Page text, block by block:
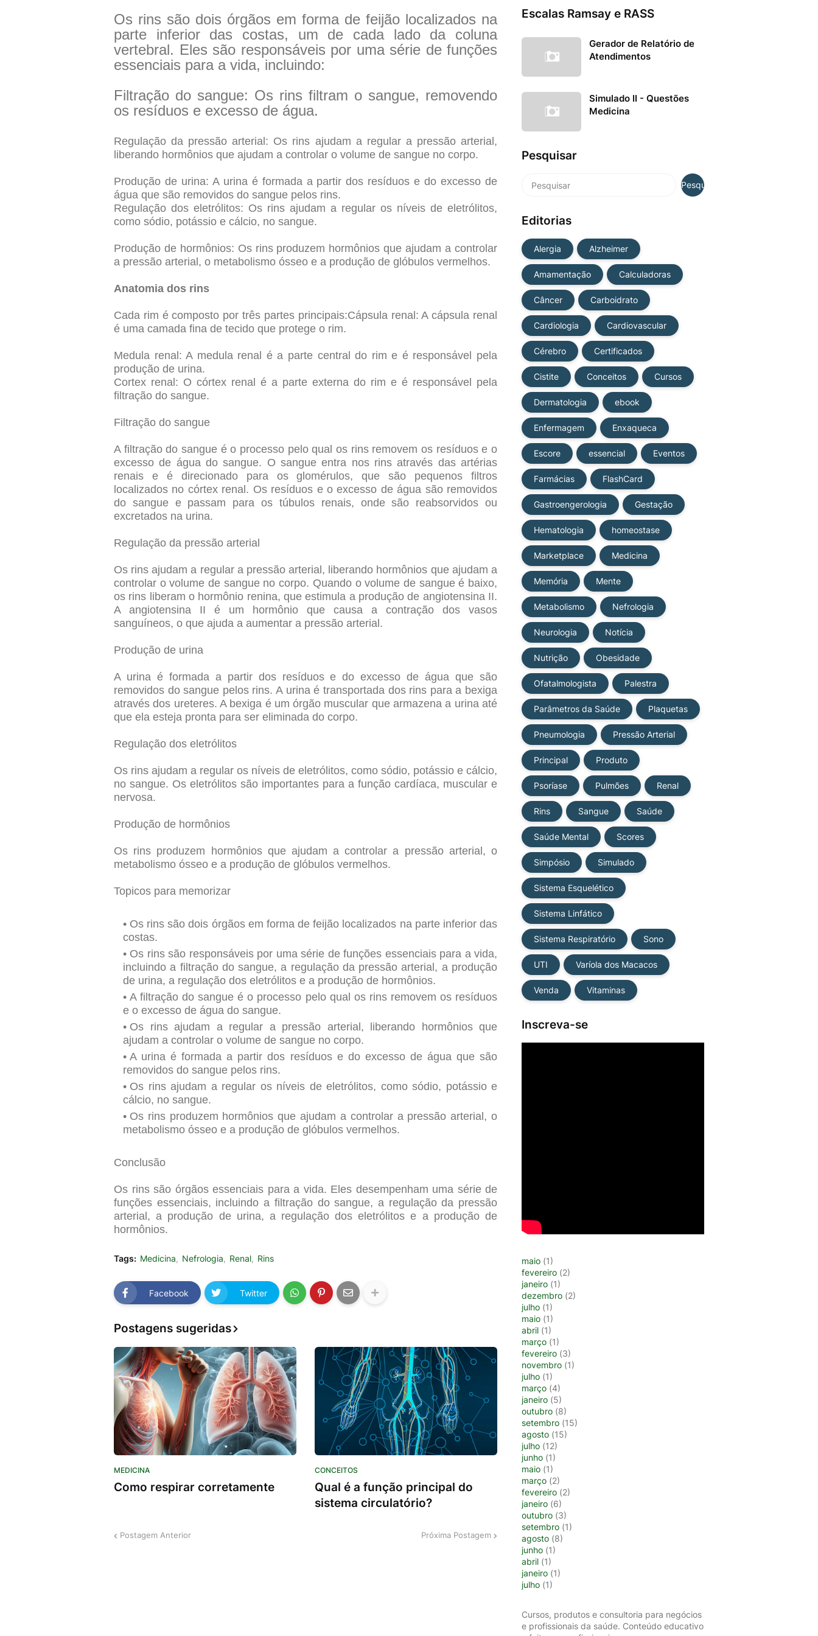
Os rins são dois órgãos em forma de feijão localizados na
parte inferior das costas, um de cada lado da coluna
vertebral. Eles são responsáveis por uma série de funções
essenciais para a vida, incluindo:
Filtração do sangue: Os rins filtram o sangue, removendo
os resíduos e excesso de água.
Regulação da pressão arterial: Os rins ajudam a regular a pressão arterial,
liberando hormônios que ajudam a controlar o volume de sangue no corpo.
Produção de urina: A urina é formada a partir dos resíduos e do excesso de
água que são removidos do sangue pelos rins.
Regulação dos eletrólitos: Os rins ajudam a regular os níveis de eletrólitos,
como sódio, potássio e cálcio, no sangue.
Produção de hormônios: Os rins produzem hormônios que ajudam a controlar
a pressão arterial, o metabolismo ósseo e a produção de glóbulos vermelhos.
Anatomia dos rins
Cada rim é composto por três partes principais:Cápsula renal: A cápsula renal
é uma camada fina de tecido que protege o rim.
Medula renal: A medula renal é a parte central do rim e é responsável pela
produção de urina.
Cortex renal: O córtex renal é a parte externa do rim e é responsável pela
filtração do sangue.
Filtração do sangue
A filtração do sangue é o processo pelo qual os rins removem os resíduos e o
excesso de água do sangue. O sangue entra nos rins através das artérias
renais e é direcionado para os glomérulos, que são pequenos filtros
localizados no córtex renal. Os resíduos e o excesso de água são removidos
do sangue e passam para os túbulos renais, onde são reabsorvidos ou
excretados na urina.
Regulação da pressão arterial
Os rins ajudam a regular a pressão arterial, liberando hormônios que ajudam a
controlar o volume de sangue no corpo. Quando o volume de sangue é baixo,
os rins liberam o hormônio renina, que estimula a produção de angiotensina II.
A angiotensina II é um hormônio que causa a contração dos vasos
sanguíneos, o que ajuda a aumentar a pressão arterial.
Produção de urina
A urina é formada a partir dos resíduos e do excesso de água que são
removidos do sangue pelos rins. A urina é transportada dos rins para a bexiga
através dos ureteres. A bexiga é um órgão muscular que armazena a urina até
que ela esteja pronta para ser eliminada do corpo.
Regulação dos eletrólitos
Os rins ajudam a regular os níveis de eletrólitos, como sódio, potássio e cálcio,
no sangue. Os eletrólitos são importantes para a função cardíaca, muscular e
nervosa.
Produção de hormônios
Os rins produzem hormônios que ajudam a controlar a pressão arterial, o
metabolismo ósseo e a produção de glóbulos vermelhos.
Topicos para memorizar
Os rins são dois órgãos em forma de feijão localizados na parte inferior das
costas.
Os rins são responsáveis por uma série de funções essenciais para a vida,
incluindo a filtração do sangue, a regulação da pressão arterial, a produção
de urina, a regulação dos eletrólitos e a produção de hormônios.
A filtração do sangue é o processo pelo qual os rins removem os resíduos
e o excesso de água do sangue.
Os rins ajudam a regular a pressão arterial, liberando hormônios que
ajudam a controlar o volume de sangue no corpo.
A urina é formada a partir dos resíduos e do excesso de água que são
removidos do sangue pelos rins.
Os rins ajudam a regular os níveis de eletrólitos, como sódio, potássio e
cálcio, no sangue.
Os rins produzem hormônios que ajudam a controlar a pressão arterial, o
metabolismo ósseo e a produção de glóbulos vermelhos.
Conclusão
Os rins são órgãos essenciais para a vida. Eles desempenham uma série de
funções essenciais, incluindo a filtração do sangue, a regulação da pressão
arterial, a produção de urina, a regulação dos eletrólitos e a produção de
hormônios.
Tags: Medicina Nefrologia Renal Rins
Facebook Twitter
Postagens sugeridas
MEDICINA
Como respirar corretamente
CONCEITOS
Qual é a função principal do
sistema circulatório?
Postagem Anterior Próxima Postagem
Escalas Ramsay e RASS
Gerador de Relatório de
Atendimentos
Simulado II - Questões
Medicina
Pesquisar
Editorias
Alergia Alzheimer
Amamentação Calculadoras
Câncer Carboidrato
Cardiologia Cardiovascular
Cérebro Certificados
Cistite Conceitos Cursos
Dermatologia ebook
Enfermagem Enxaqueca
Escore essencial Eventos
Farmácias FlashCard
Gastroengerologia Gestação
Hematologia homeostase
Marketplace Medicina
Memória Mente
Metabolismo Nefrologia
Neurologia Notícia
Nutrição Obesidade
Ofatalmologista Palestra
Parâmetros da Saúde Plaquetas
Pneumologia Pressão Arterial
Principal Produto
Psoríase Pulmões Renal
Rins Sangue Saúde
Saúde Mental Scores
Simpósio Simulado
Sistema Esquelético
Sistema Linfático
Sistema Respiratório Sono
UTI Varíola dos Macacos
Venda Vitaminas
Inscreva-se
maio (1)
fevereiro (2)
janeiro (1)
dezembro (2)
julho (1)
maio (1)
abril (1)
março (1)
fevereiro (3)
novembro (1)
julho (1)
março (4)
janeiro (5)
outubro (8)
setembro (15)
agosto (15)
julho (12)
junho (1)
maio (1)
março (2)
fevereiro (2)
janeiro (6)
outubro (3)
setembro (1)
agosto (8)
junho (1)
abril (1)
janeiro (1)
julho (1)
Cursos, produtos e consultoria para negócios
e profissionais da saúde. Conteúdo educativo